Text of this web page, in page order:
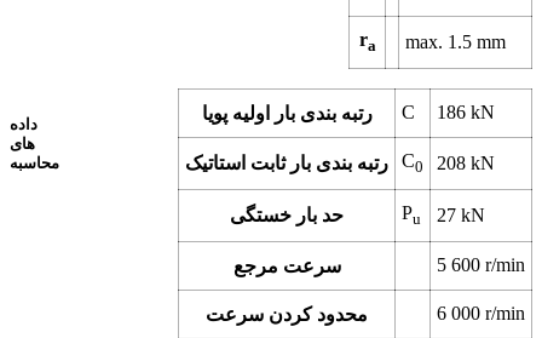
ra max. 1.5 mm
داده
های
محاسبه
رتبه بندی بار اولیه پویا C 186 kN
رتبه بندی بار ثابت استاتیک C0 208 kN
حد بار خستگی Pu 27 kN
سرعت مرجع 5 600 r/min
محدود کردن سرعت 6 000 r/min